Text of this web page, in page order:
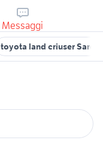
Messaggi
toyota land criuser